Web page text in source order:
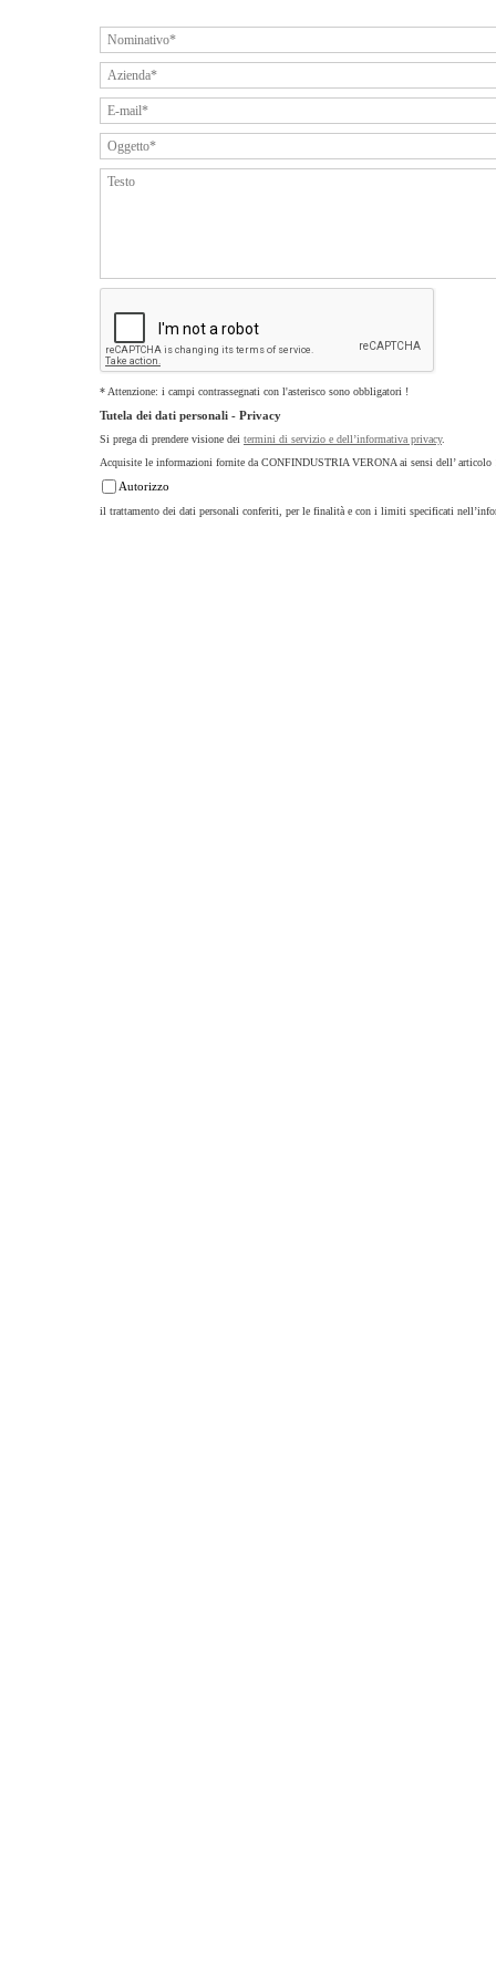
* Attenzione: i campi contrassegnati con l'asterisco sono obbligatori !
Tutela dei dati personali - Privacy
Si prega di prendere visione dei termini di servizio e dell’informativa privacy.
Acquisite le informazioni fornite da CONFINDUSTRIA VERONA ai sensi dell’
Autorizzo
il trattamento dei dati personali conferiti, per le finalità e con i limiti specificati